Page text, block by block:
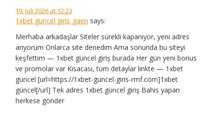
19. Juli 2026 at 12:23
1xbet guncel giris_gaen says:
Merhaba arkadaşlar Siteler sürekli kapanıyor, yeni adres
arıyorum Onlarca site denedim Ama sonunda bu siteyi
keşfettim — 1xbet güncel giriş burada Her gün yeni bonus
ve promolar var Kısacası, tüm detaylar linkte — 1xbet
güncel [url=https://1xbet-guncel-giris-rmf.com]1xbet
güncel[/url] Tek adres 1xbet güncel giriş Bahis yapan
herkese gönder